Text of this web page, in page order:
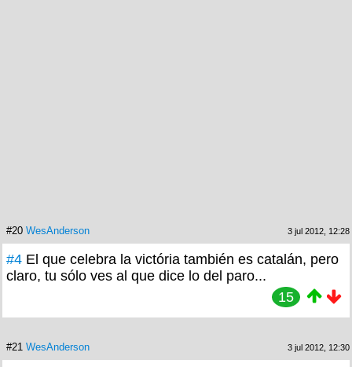
#20 WesAnderson 3 jul 2012, 12:28
#4 El que celebra la victória también es catalán, pero
claro, tu sólo ves al que dice lo del paro...
15
#21 WesAnderson 3 jul 2012, 12:30